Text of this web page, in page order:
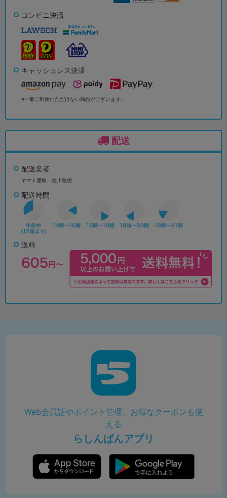
コンビニ決済
キャッシュレス決済
※一部ご利用いただけない商品がございます。
配送
配送業者
ヤマト運輸、佐川急便
配送時間
送料
Web会員証やポイント管理、お得なクーポンも使
える
らしんばんアプリ